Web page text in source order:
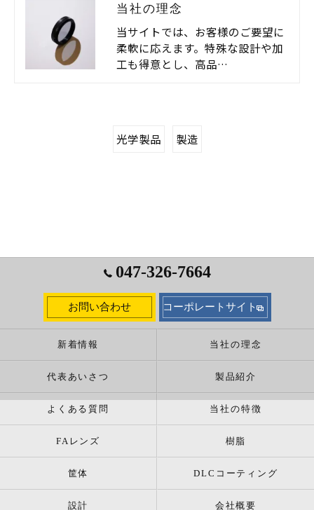
当社の理念
当サイトでは、お客様のご要望に
柔軟に応えます。特殊な設計や加
工も得意とし、高品…
光学製品 製造
047-326-7664
お問い合わせ コーポレートサイト
新着情報 当社の理念
代表あいさつ 製品紹介
よくある質問 当社の特徴
FAレンズ 樹脂
筐体 DLCコーティング
設計 会社概要